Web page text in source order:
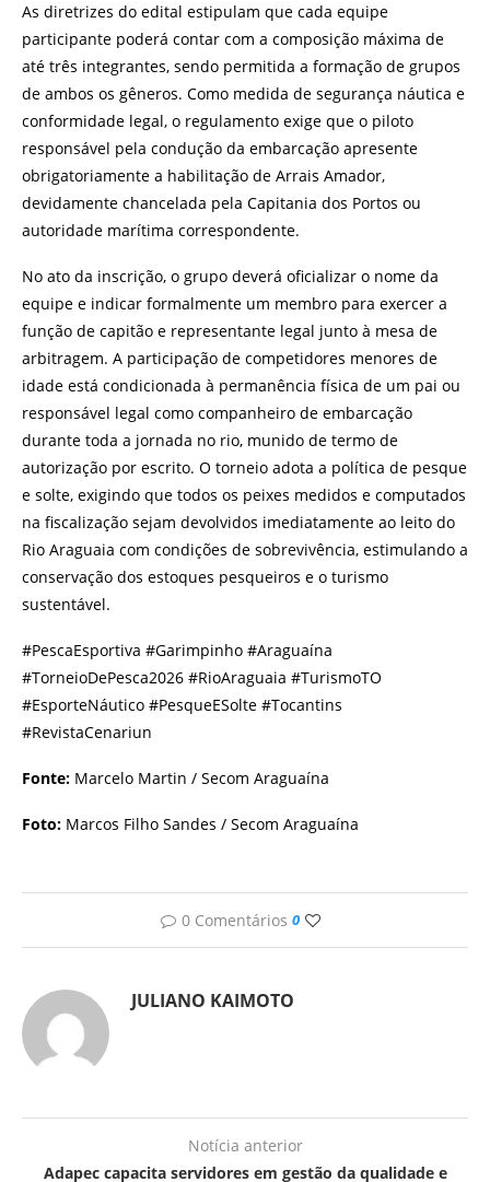
As diretrizes do edital estipulam que cada equipe
participante poderá contar com a composição máxima de
até três integrantes, sendo permitida a formação de grupos
de ambos os gêneros. Como medida de segurança náutica e
conformidade legal, o regulamento exige que o piloto
responsável pela condução da embarcação apresente
obrigatoriamente a habilitação de Arrais Amador,
devidamente chancelada pela Capitania dos Portos ou
autoridade marítima correspondente.
No ato da inscrição, o grupo deverá oficializar o nome da
equipe e indicar formalmente um membro para exercer a
função de capitão e representante legal junto à mesa de
arbitragem. A participação de competidores menores de
idade está condicionada à permanência física de um pai ou
responsável legal como companheiro de embarcação
durante toda a jornada no rio, munido de termo de
autorização por escrito. O torneio adota a política de pesque
e solte, exigindo que todos os peixes medidos e computados
na fiscalização sejam devolvidos imediatamente ao leito do
Rio Araguaia com condições de sobrevivência, estimulando a
conservação dos estoques pesqueiros e o turismo
sustentável.
#PescaEsportiva #Garimpinho #Araguaína
#TorneioDePesca2026 #RioAraguaia #TurismoTO
#EsporteNáutico #PesqueESolte #Tocantins
#RevistaCenariun
Fonte: Marcelo Martin / Secom Araguaína
Foto: Marcos Filho Sandes / Secom Araguaína
0 Comentários 0
JULIANO KAIMOTO
Notícia anterior
Adapec capacita servidores em gestão da qualidade e